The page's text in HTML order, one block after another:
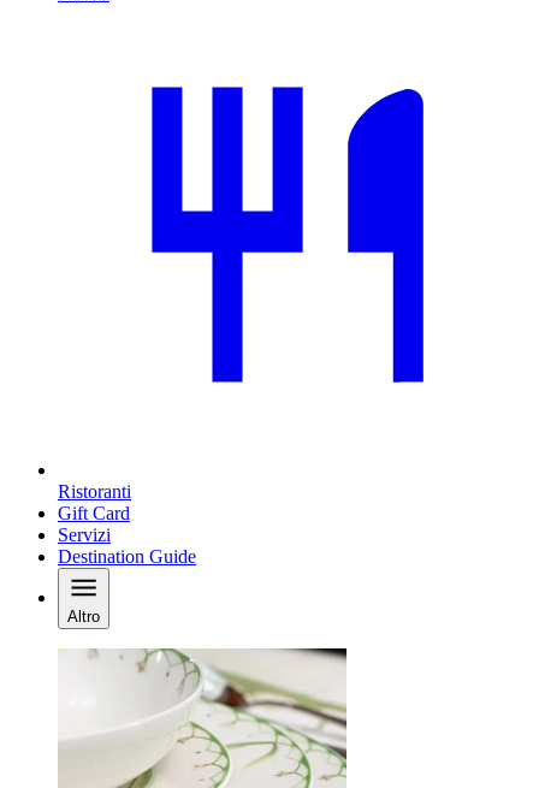
Ristoranti
Gift Card
Servizi
Destination Guide
Altro